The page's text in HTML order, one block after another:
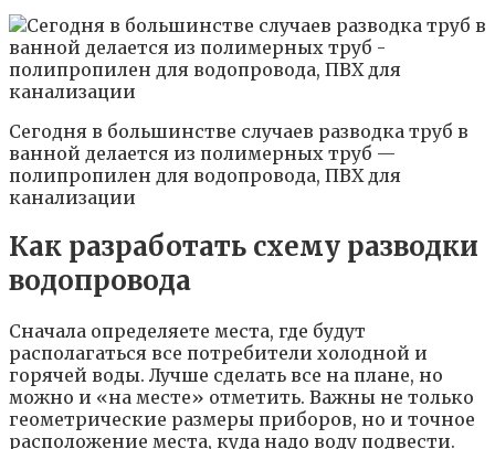
Сегодня в большинстве случаев разводка труб в
ванной делается из полимерных труб —
полипропилен для водопровода, ПВХ для
канализации
Как разработать схему разводки
водопровода
Сначала определяете места, где будут
располагаться все потребители холодной и
горячей воды. Лучше сделать все на плане, но
можно и «на месте» отметить. Важны не только
геометрические размеры приборов, но и точное
расположение места, куда надо воду подвести.